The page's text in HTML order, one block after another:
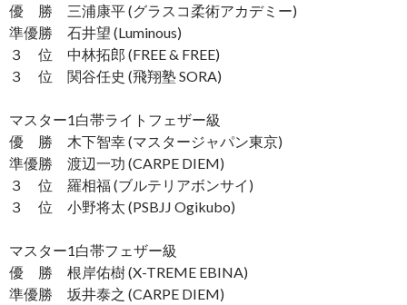
優 勝 三浦康平 (グラスコ柔術アカデミー)
準優勝 石井望 (Luminous)
３ 位 中林拓郎 (FREE & FREE)
３ 位 関谷任史 (飛翔塾 SORA)
マスター1白帯ライトフェザー級
優 勝 木下智幸 (マスタージャパン東京)
準優勝 渡辺一功 (CARPE DIEM)
３ 位 羅相福 (ブルテリアボンサイ)
３ 位 小野将太 (PSBJJ Ogikubo)
マスター1白帯フェザー級
優 勝 根岸佑樹 (X-TREME EBINA)
準優勝 坂井泰之 (CARPE DIEM)